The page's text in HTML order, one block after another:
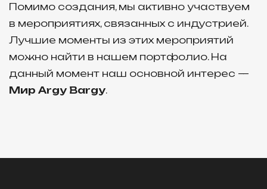
Помимо создания, мы активно участвуем
в мероприятиях, связанных с индустрией.
Лучшие моменты из этих мероприятий
можно найти в нашем портфолио. На
данный момент наш основной интерес —
Мир Argy Bargy.